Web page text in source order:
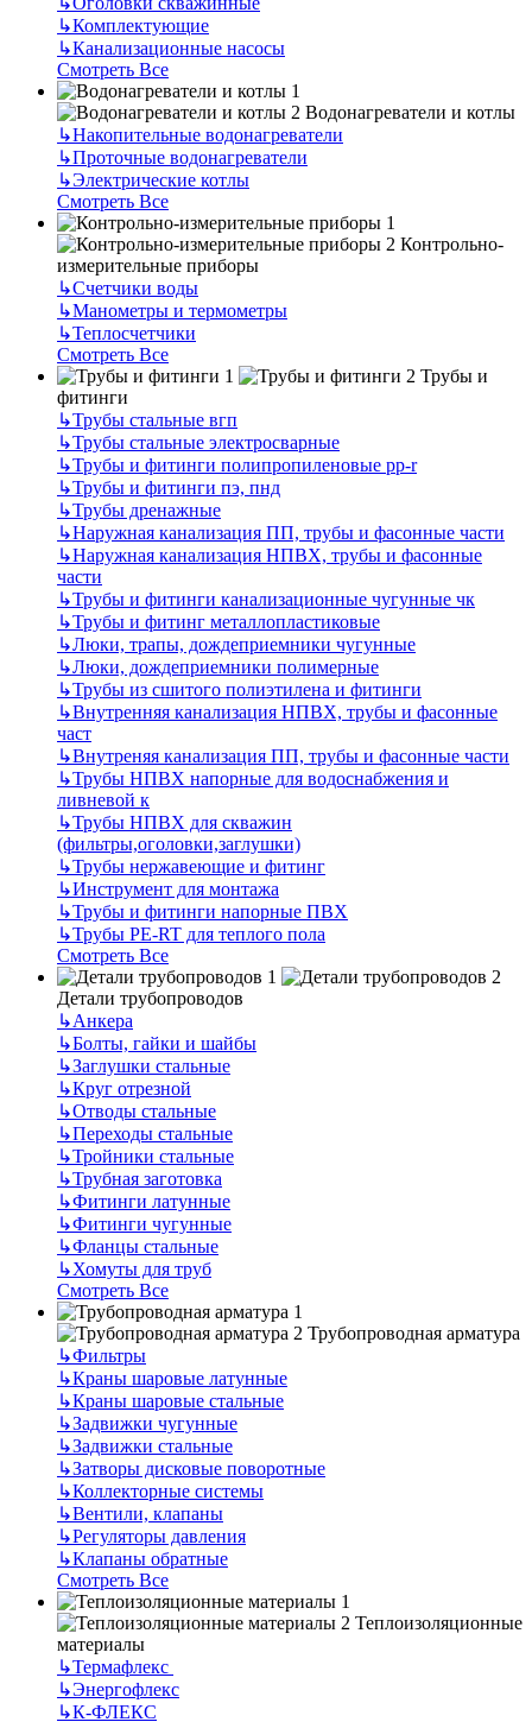
↳Комплектующие
↳Канализационные насосы
Смотреть Все
Водонагреватели и котлы
↳Накопительные водонагреватели
↳Проточные водонагреватели
↳Электрические котлы
Смотреть Все
Контрольно-
измерительные приборы
↳Счетчики воды
↳Манометры и термометры
↳Теплосчетчики
Смотреть Все
Трубы и
фитинги
↳Трубы стальные вгп
↳Трубы стальные электросварные
↳Трубы и фитинги полипропиленовые pp-r
↳Трубы и фитинги пэ, пнд
↳Трубы дренажные
↳Наружная канализация ПП, трубы и фасонные части
↳Наружная канализация НПВХ, трубы и фасонные
части
↳Трубы и фитинги канализационные чугунные чк
↳Трубы и фитинг металлопластиковые
↳Люки, трапы, дождеприемники чугунные
↳Люки, дождеприемники полимерные
↳Трубы из сшитого полиэтилена и фитинги
↳Внутренняя канализация НПВХ, трубы и фасонные
част
↳Внутреняя канализация ПП, трубы и фасонные части
↳Трубы НПВХ напорные для водоснабжения и
ливневой к
↳Трубы НПВХ для скважин
(фильтры,оголовки,заглушки)
↳Трубы нержавеющие и фитинг
↳Инструмент для монтажа
↳Трубы и фитинги напорные ПВХ
↳Трубы PE-RT для теплого пола
Смотреть Все
Детали трубопроводов
↳Анкера
↳Болты, гайки и шайбы
↳Заглушки стальные
↳Круг отрезной
↳Отводы стальные
↳Переходы стальные
↳Тройники стальные
↳Трубная заготовка
↳Фитинги латунные
↳Фитинги чугунные
↳Фланцы стальные
↳Хомуты для труб
Смотреть Все
Трубопроводная арматура
↳Фильтры
↳Краны шаровые латунные
↳Краны шаровые стальные
↳Задвижки чугунные
↳Задвижки стальные
↳Затворы дисковые поворотные
↳Коллекторные системы
↳Вентили, клапаны
↳Регуляторы давления
↳Клапаны обратные
Смотреть Все
Теплоизоляционные
материалы
↳Термафлекс
↳Энергофлекс
↳К-ФЛЕКС